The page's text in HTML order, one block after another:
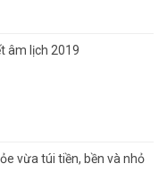
âm lịch 2019
vừa túi tiền, bền và nhỏ